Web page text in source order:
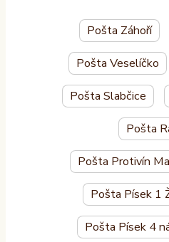
Pošta Záhoří
Pošta Veselíčko
Pošta Slabčice
Pošta
Pošta Protivín
Pošta Písek 1
Pošta Písek 4